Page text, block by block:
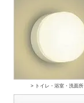
> トイレ・浴室・洗面所